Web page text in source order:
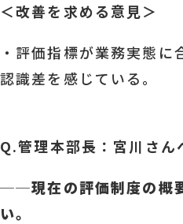
＜改善を求める意見＞
・評価指標が業務実態に
認識差を感じている。
Q.管理本部長：宮川さん
──現在の評価制度の概
い。